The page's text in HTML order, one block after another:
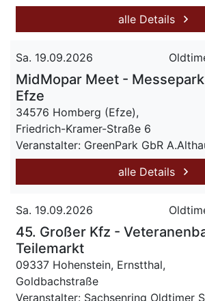
alle Details
Sa. 19.09.2026
MidMopar Meet -
Efze
34576 Homberg (Efze),
Friedrich-Kramer-Straße 6
Veranstalter: GreenPark GbR
alle Details
Sa. 19.09.2026
45. Großer Kfz -
Teilemarkt
09337 Hohenstein, Ernstthal,
Goldbachstraße
Veranstalter: Sachsenring Oldtimer